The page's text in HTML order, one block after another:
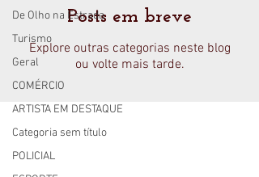
De Olho na Estrada
Turismo
Geral
COMÉRCIO
ARTISTA EM DESTAQUE
Categoria sem título
POLICIAL
Posts em breve
Explore outras categorias neste blog
ou volte mais tarde.
Anuncie no Rota
Anuncie sua empresa conosco.
Peça um orçamento: